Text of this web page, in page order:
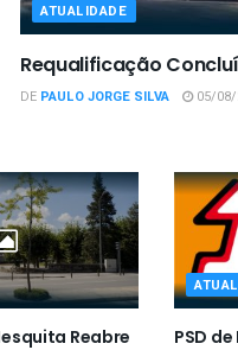
ATUALIDADE
Requalificação
DE PAULO JORGE SILVA 05/08/
Reabre
PSD